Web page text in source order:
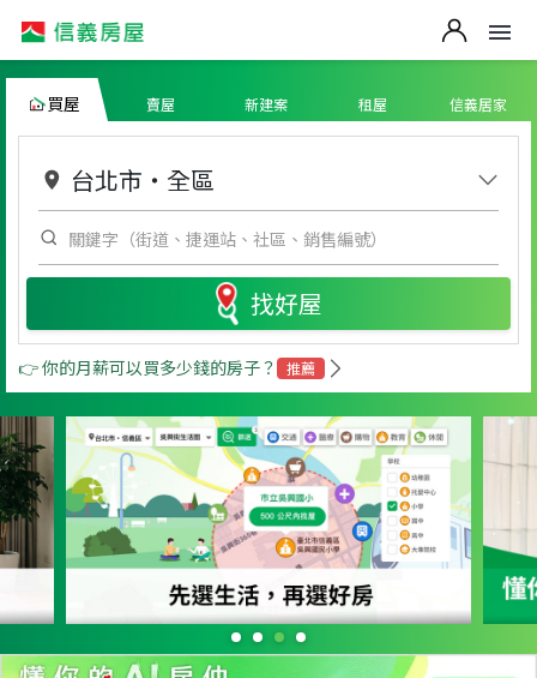
買屋 賣屋 新建案 租屋 信義居家
台北市 ・ 全區
找好屋
👉 你的月薪可以買多少錢的房子？ 推薦